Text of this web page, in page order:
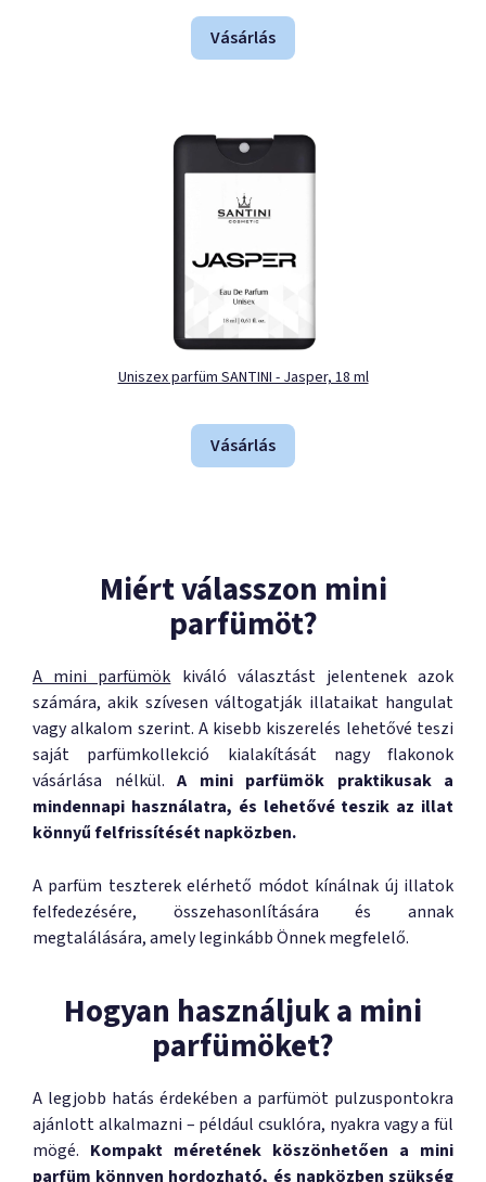
Vásárlás
Uniszex parfüm SANTINI - Jasper, 18 ml
Vásárlás
Miért válasszon mini
parfümöt?
A mini parfümökkiváló választást jelentenek azok
számára, akik szívesen váltogatják illataikat hangulat
vagy alkalom szerint. A kisebb kiszerelés lehetővé teszi
saját parfümkollekció kialakítását nagy flakonok
vásárlása nélkül. A mini parfümök praktikusak a
mindennapi használatra, és lehetővé teszik az illat
könnyű felfrissítését napközben.
A parfüm teszterek elérhető módot kínálnak új illatok
felfedezésére, összehasonlítására és annak
megtalálására, amely leginkább Önnek megfelelő.
Hogyan használjuk a mini
parfümöket?
A legjobb hatás érdekében a parfümöt pulzuspontokra
ajánlott alkalmazni – például csuklóra, nyakra vagy a fül
mögé. Kompakt méretének köszönhetően a mini
parfüm könnyen hordozható, és napközben szükség